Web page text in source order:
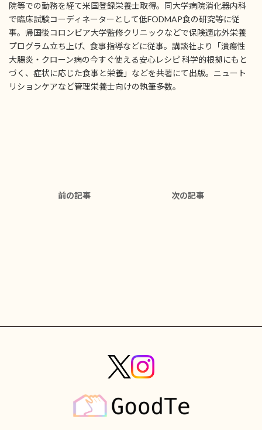
院等での勤務を経て米国登録栄養士取得。同大学病院消化器内科
で臨床試験コーディネーターとして低FODMAP食の研究等に従
事。帰国後コロンビア大学監修クリニックなどで保険適応外栄養
プログラム立ち上げ、食事指導などに従事。講談社より「潰瘍性
大腸炎・クローン病の今すぐ使える安心レシピ 科学的根拠にもと
づく、症状に応じた食事と栄養」などを共著にて出版。ニュート
リションケアなど管理栄養士向けの執筆多数。
前の記事 次の記事